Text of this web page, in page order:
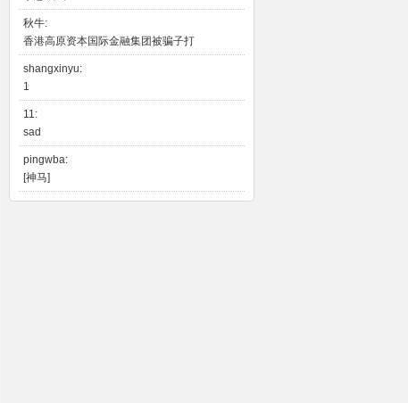
秋牛:
香港高原资本国际金融集团被骗子打
shangxinyu:
1
11:
sad
pingwba:
[神马]